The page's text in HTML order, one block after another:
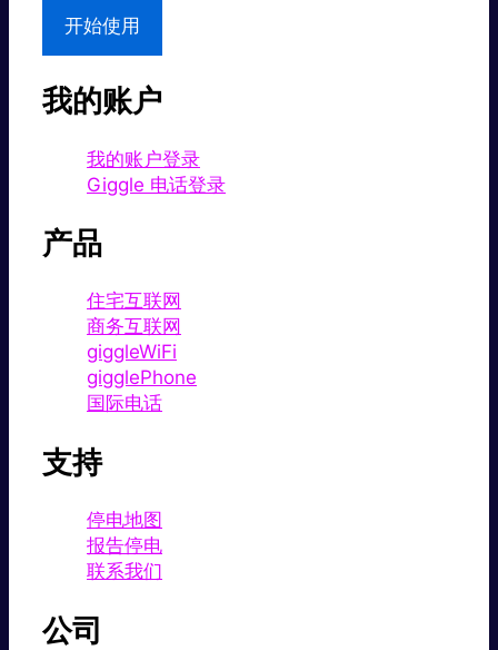
开始使用
我的账户
我的账户登录
Giggle 电话登录
产品
住宅互联网
商务互联网
giggleWiFi
gigglePhone
国际电话
支持
停电地图
报告停电
联系我们
公司